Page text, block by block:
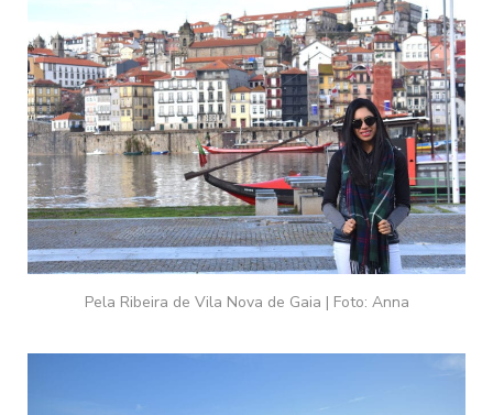
Pela Ribeira de Vila Nova de Gaia | Foto: Anna